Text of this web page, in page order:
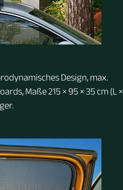
Design, max.
Maße 215 × 95 × 35 cm (L ×